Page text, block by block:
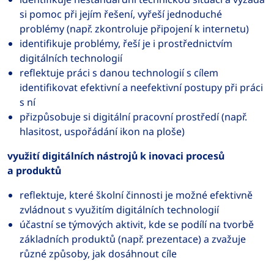
si pomoc při jejím řešení, vyřeší jednoduché
problémy (např. zkontroluje připojení k internetu)
identifikuje problémy, řeší je i prostřednictvím
digitálních technologií
reflektuje práci s danou technologií s cílem
identifikovat efektivní a neefektivní postupy při práci
s ní
přizpůsobuje si digitální pracovní prostředí (např.
hlasitost, uspořádání ikon na ploše)
využití digitálních nástrojů k inovaci procesů
a produktů
reflektuje, které školní činnosti je možné efektivně
zvládnout s využitím digitálních technologií
účastní se týmových aktivit, kde se podílí na tvorbě
základních produktů (např. prezentace) a zvažuje
různé způsoby, jak dosáhnout cíle